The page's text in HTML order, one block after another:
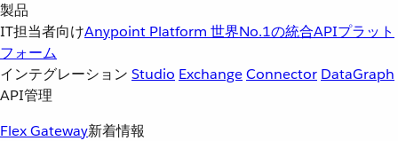
製品
IT担当者向けAnypoint Platform 世界No.1の統合APIプラット
フォーム
インテグレーション Studio ExchangeConnector DataGraph
API管理
Flex Gateway新着情報